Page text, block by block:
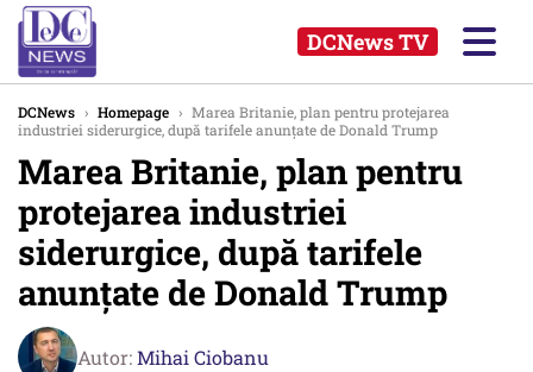
DCNews TV
DCNews › Homepage › Marea Britanie, plan pentru protejarea
industriei siderurgice, după tarifele anunţate de Donald Trump
Marea Britanie, plan pentru
protejarea industriei
siderurgice, după tarifele
anunţate de Donald Trump
Autor:Mihai Ciobanu